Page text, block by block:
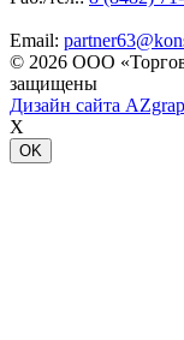
Email:
© 2026 ООО
защищены
Дизайн сайта
X
OK